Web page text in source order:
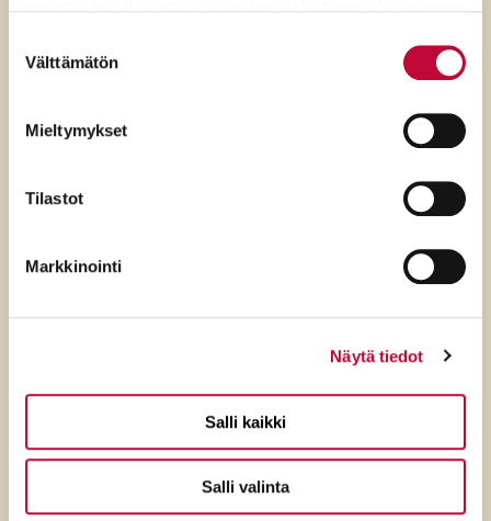
valinta
Välttämätön
Mieltymykset
Tilastot
Markkinointi
Näytä tiedot
Salli kaikki
Salli valinta
7.8.2026
SDP:n Piritta Rantanen:
ratkaisevat oikea tieto,